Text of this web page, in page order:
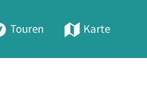
Touren Karte